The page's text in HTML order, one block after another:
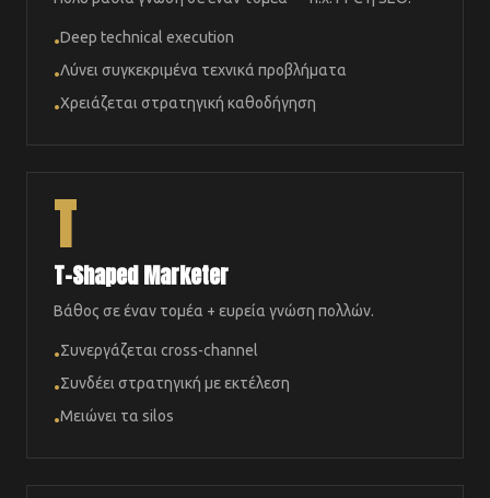
•Deep technical execution
•Λύνει συγκεκριμένα τεχνικά προβλήματα
•Χρειάζεται στρατηγική καθοδήγηση
T
T-Shaped Marketer
Βάθος σε έναν τομέα + ευρεία γνώση πολλών.
•Συνεργάζεται cross-channel
•Συνδέει στρατηγική με εκτέλεση
•Μειώνει τα silos